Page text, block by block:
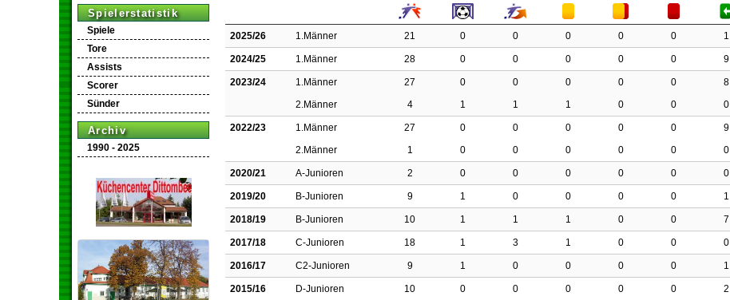
Spielerstatistik
Spiele
Tore
Assists
Scorer
Sünder
Archiv
1990 - 2025
2025/26 1.Männer 21 0 0 0 0 0 1
2024/25 1.Männer 28 0 0 0 0 0 9
2023/24 1.Männer 27 0 0 0 0 0 8
2.Männer
4 1 1 1 0 0 0
2022/23 1.Männer 27 0 0 0 0 0 9
2.Männer
1 0 0 0 0 0 0
2020/21 A-Junioren 2 0 0 0 0 0 0
2019/20 B-Junioren 9 1 0 0 0 0 1
2018/19 B-Junioren 10 1 1 1 0 0 7
2017/18 C-Junioren 18 1 3 1 0 0 0
2016/17 C2-Junioren 9 1 0 0 0 0 1
2015/16 D-Junioren 10 0 0 0 0 0 2